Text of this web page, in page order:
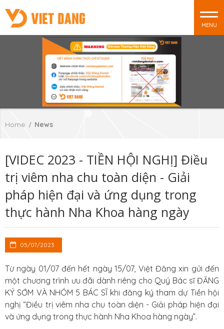
MENU
Home News
[VIDEC 2023 - TIỀN HỘI NGHỊ] Điều
trị viêm nha chu toàn diện - Giải
pháp hiện đại và ứng dụng trong
thực hành Nha Khoa hàng ngày
05/07/2023
Từ ngày 01/07 đến hết ngày 15/07, Việt Đăng xin gửi đến
một chương trình ưu đãi dành riêng cho Quý Bác sĩ ĐĂNG
KÝ SỚM VÀ NHÓM 5 BÁC SĨ khi đăng ký tham dự Tiền hội
nghị “Điều trị viêm nha chu toàn diện - Giải pháp hiện đại
và ứng dụng trong thực hành Nha Khoa hàng ngày”.